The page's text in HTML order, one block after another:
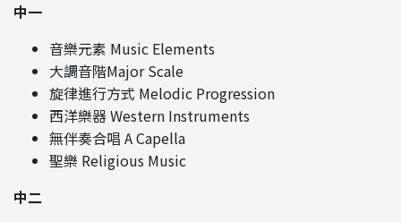
中一
音樂元素 Music Elements
大調音階Major Scale
旋律進行方式 Melodic Progression
西洋樂器 Western Instruments
無伴奏合唱 A Capella
聖樂 Religious Music
中二